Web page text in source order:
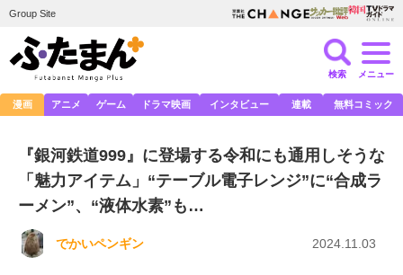
Group Site
検索 メニュー
漫画 アニメ ゲーム ドラマ映画 インタビュー 連載 無料コミック
『銀河鉄道999』に登場する令和にも通用しそうな
「魅力アイテム」“テーブル電子レンジ”に“合成ラ
ーメン”、“液体水素”も…
でかいペンギン 2024.11.03